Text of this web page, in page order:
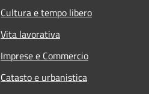
Cultura e tempo libero
Vita lavorativa
Imprese e Commercio
Catasto e urbanistica